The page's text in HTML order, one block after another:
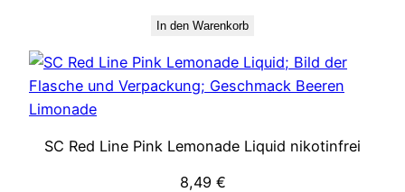
In den Warenkorb
SC Red Line Pink Lemonade Liquid nikotinfrei
8,49 €